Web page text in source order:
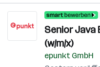
Senior Java
(w/m/x)
epunkt GmbH